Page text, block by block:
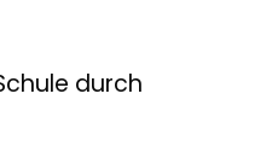
durch